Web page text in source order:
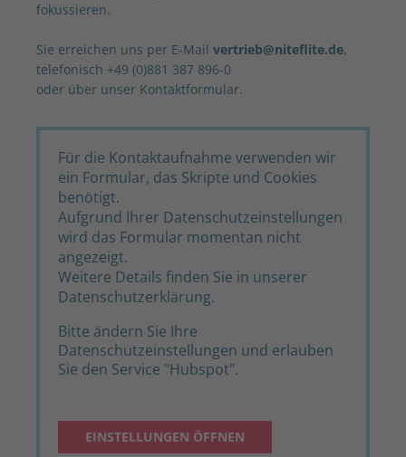
fokussieren.
Sie erreichen uns per E-Mail vertrieb@niteflite.de,
telefonisch +49 (0)881 387 896-0
oder über unser Kontaktformular.
Für die Kontaktaufnahme verwenden wir
ein Formular, das Skripte und Cookies
benötigt.
Aufgrund Ihrer Datenschutzeinstellungen
wird das Formular momentan nicht
angezeigt.
Weitere Details finden Sie in unserer
Datenschutzerklärung.
Bitte ändern Sie Ihre
Datenschutzeinstellungen und erlauben
Sie den Service "Hubspot".
EINSTELLUNGEN ÖFFNEN